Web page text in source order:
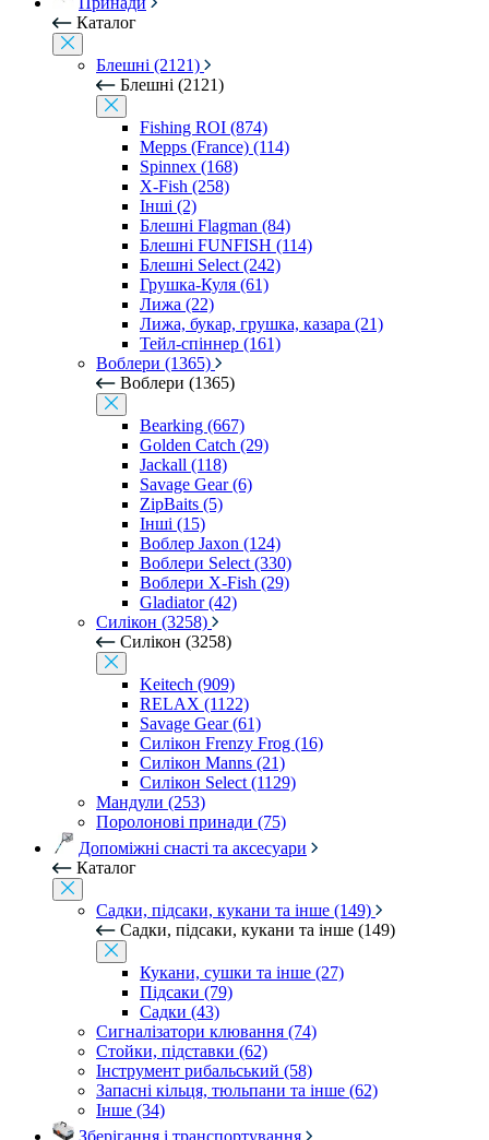
Каталог
Блешні (2121)
Блешні (2121)
Fishing ROI (874)
Mepps (France) (114)
Spinnex (168)
X-Fish (258)
Інші (2)
Блешні Flagman (84)
Блешні FUNFISH (114)
Блешні Select (242)
Грушка-Куля (61)
Лижа (22)
Лижа, букар, грушка, казара (21)
Тейл-спіннер (161)
Воблери (1365)
Воблери (1365)
Bearking (667)
Golden Catch (29)
Jackall (118)
Savage Gear (6)
ZipBaits (5)
Інші (15)
Воблер Jaxon (124)
Воблери Select (330)
Воблери X-Fish (29)
Gladiator (42)
Силікон (3258)
Силікон (3258)
Keitech (909)
RELAX (1122)
Savage Gear (61)
Силікон Frenzy Frog (16)
Силікон Manns (21)
Силікон Select (1129)
Мандули (253)
Поролонові принади (75)
Допоміжні снасті та аксесуари
Каталог
Садки, підсаки, кукани та інше (149)
Садки, підсаки, кукани та інше (149)
Кукани, сушки та інше (27)
Підсаки (79)
Садки (43)
Сигналізатори клювання (74)
Стойки, підставки (62)
Інструмент рибальський (58)
Запасні кільця, тюльпани та інше (62)
Інше (34)
Зберігання і транспортування